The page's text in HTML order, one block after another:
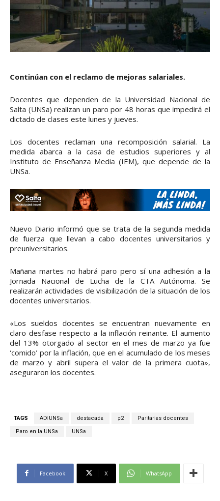
Continúan con el reclamo de mejoras salariales.
Docentes que dependen de la Universidad Nacional de
Salta (UNSa) realizan un paro por 48 horas que impedirá el
dictado de clases este lunes y jueves.
Los docentes reclaman una recomposición salarial. La
medida abarca a la casa de estudios superiores y al
Instituto de Enseñanza Media (IEM), que depende de la
UNSa.
Nuevo Diario informó que se trata de la segunda medida
de fuerza que llevan a cabo docentes universitarios y
preuniversitarios.
Mañana martes no habrá paro pero sí una adhesión a la
Jornada Nacional de Lucha de la CTA Autónoma. Se
realizarán actividades de visibilización de la situación de los
docentes universitarios.
«Los sueldos docentes se encuentran nuevamente en
claro desfase respecto a la inflación reinante. El aumento
del 13% otorgado al sector en el mes de marzo ya fue
‘comido’ por la inflación, que en el acumulado de los meses
de marzo y abril supera el valor de la primera cuota»,
aseguraron los docentes.
TAGS ADIUNSa destacada p2 Paritarias docentes
Paro en la UNSa UNSa
Facebook X WhatsApp